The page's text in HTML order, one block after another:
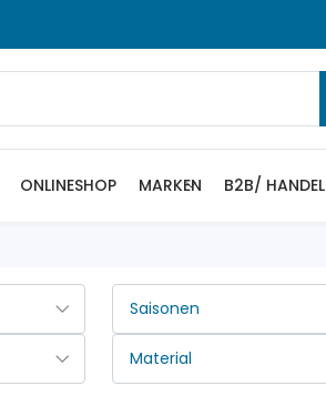
ONLINESHOP MARKEN B2B/ HANDEL